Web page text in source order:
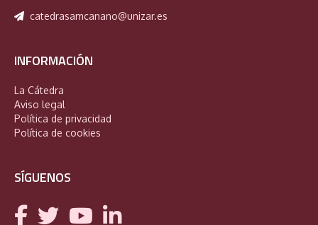
catedrasamcanano@unizar.es
INFORMACIÓN
La Cátedra
Aviso legal
Política de privacidad
Política de cookies
SÍGUENOS